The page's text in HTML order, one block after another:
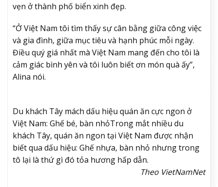
vẹn ở thành phố biển xinh đẹp.
“Ở Việt Nam tôi tìm thấy sự cân bằng giữa công việc
và gia đình, giữa mục tiêu và hạnh phúc mỗi ngày.
Điều quý giá nhất mà Việt Nam mang đến cho tôi là
cảm giác bình yên và tôi luôn biết ơn món quà ấy”,
Alina nói.
Du khách Tây mách dấu hiệu quán ăn cực ngon ở
Việt Nam: Ghế bé, bàn nhỏTrong mắt nhiều du
khách Tây, quán ăn ngon tại Việt Nam được nhận
biết qua dấu hiệu: Ghế nhựa, bàn nhỏ nhưng trong
tô lại là thứ gì đó tỏa hương hấp dẫn.
Theo VietNamNet